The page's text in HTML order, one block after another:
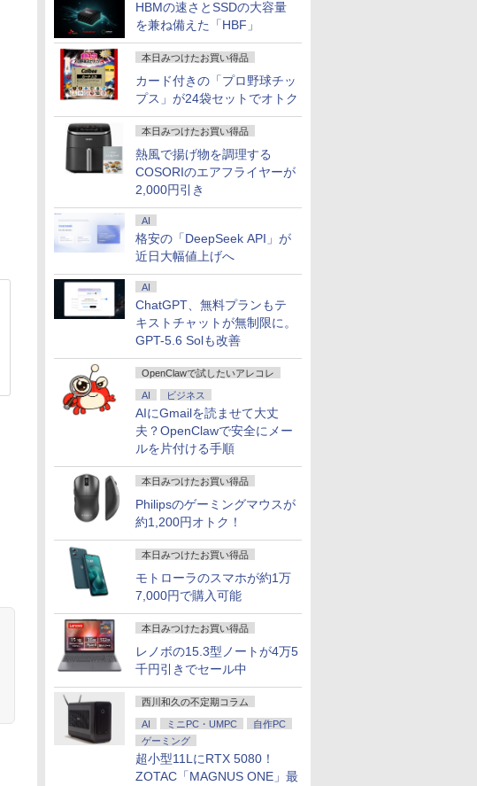
HBMの速さとSSDの大容量
を兼ね備えた「HBF」
本日みつけたお買い得品
カード付きの「プロ野球チッ
プス」が24袋セットでオトク
本日みつけたお買い得品
熱風で揚げ物を調理する
COSORIのエアフライヤーが
2,000円引き
AI
格安の「DeepSeek API」が
近日大幅値上げへ
AI
ChatGPT、無料プランもテ
キストチャットが無制限に。
GPT-5.6 Solも改善
OpenClawで試したいアレコレ
AI ビジネス
AIにGmailを読ませて大丈
夫？OpenClawで安全にメー
ルを片付ける手順
本日みつけたお買い得品
Philipsのゲーミングマウスが
約1,200円オトク！
本日みつけたお買い得品
モトローラのスマホが約1万
7,000円で購入可能
本日みつけたお買い得品
レノボの15.3型ノートが4万5
千円引きでセール中
西川和久の不定期コラム
AI ミニPC・UMPC
自作PC
ゲーミング
超小型11LにRTX 5080！
ZOTAC「MAGNUS ONE」最